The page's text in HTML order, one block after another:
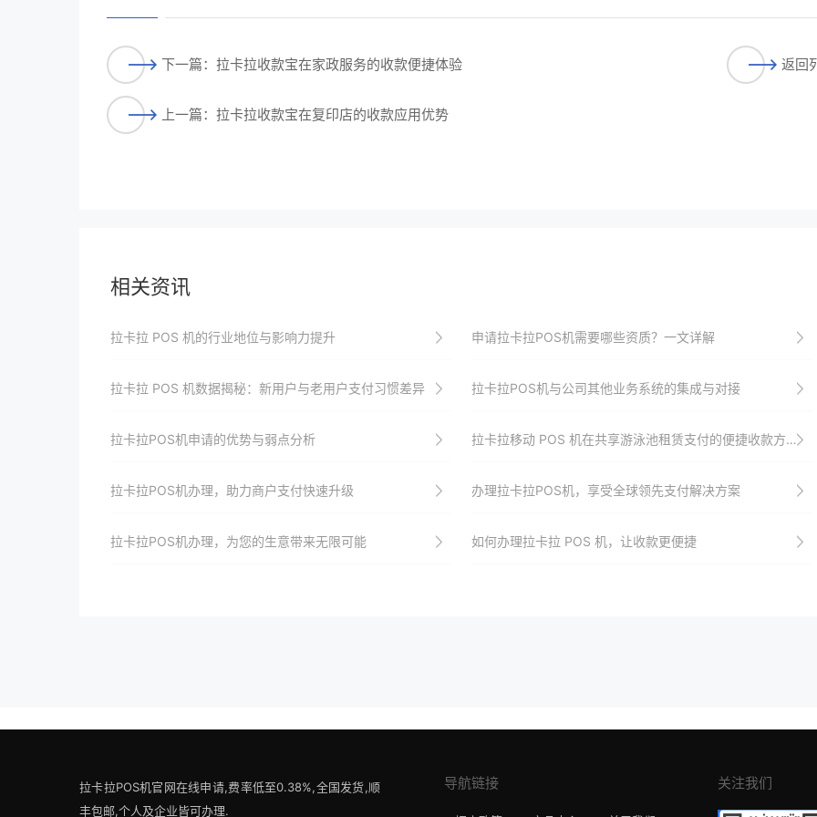
下一篇：拉卡拉收款宝在家政服务的收款便捷体验
上一篇：拉卡拉收款宝在复印店的收款应用优势
返回
相关资讯
拉卡拉 POS 机的行业地位与影响力提升 申请拉卡拉POS机需要哪些资质？一文详解
拉卡拉 POS 机数据揭秘：新用户与老用户支付习惯差异 拉卡拉POS机与公司其他业务系统的集成与对接
拉卡拉POS机申请的优势与弱点分析 拉卡拉移动 POS 机在共享游泳池租赁支付的便捷收款方式
拉卡拉POS机办理，助力商户支付快速升级 办理拉卡拉POS机，享受全球领先支付解决方案
拉卡拉POS机办理，为您的生意带来无限可能 如何办理拉卡拉 POS 机，让收款更便捷
拉卡拉POS机官网在线申请,费率低至0.38%,全国发货,顺
丰包邮,个人及企业皆可办理.
导航链接 关注我们